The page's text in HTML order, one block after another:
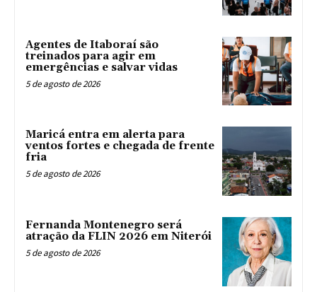
Agentes de Itaboraí são
treinados para agir em
emergências e salvar vidas
5 de agosto de 2026
Maricá entra em alerta para
ventos fortes e chegada de frente
fria
5 de agosto de 2026
Fernanda Montenegro será
atração da FLIN 2026 em Niterói
5 de agosto de 2026